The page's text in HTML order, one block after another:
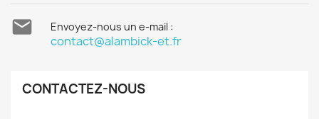
 Envoyez-nous un e-mail :
contact@alambick-et.fr
CONTACTEZ-NOUS